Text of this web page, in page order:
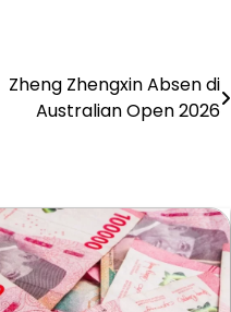
Zheng Zhengxin Absen di
Australian Open 2026